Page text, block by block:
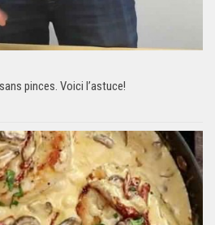
pinces. Voici l’astuce!